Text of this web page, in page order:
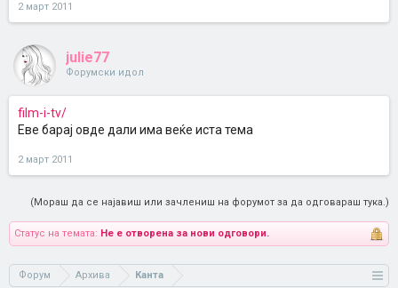
2 март 2011
julie77
Форумски идол
film-i-tv/
Еве барај овде дали има веќе иста тема
2 март 2011
(Мораш да се најавиш или зачлениш на форумот за да одговараш тука.)
Статус на темата: Не е отворена за нови одговори.
Форум Архива Канта